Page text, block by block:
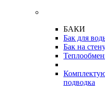
БАКИ
Бак для
Бак на
подводка